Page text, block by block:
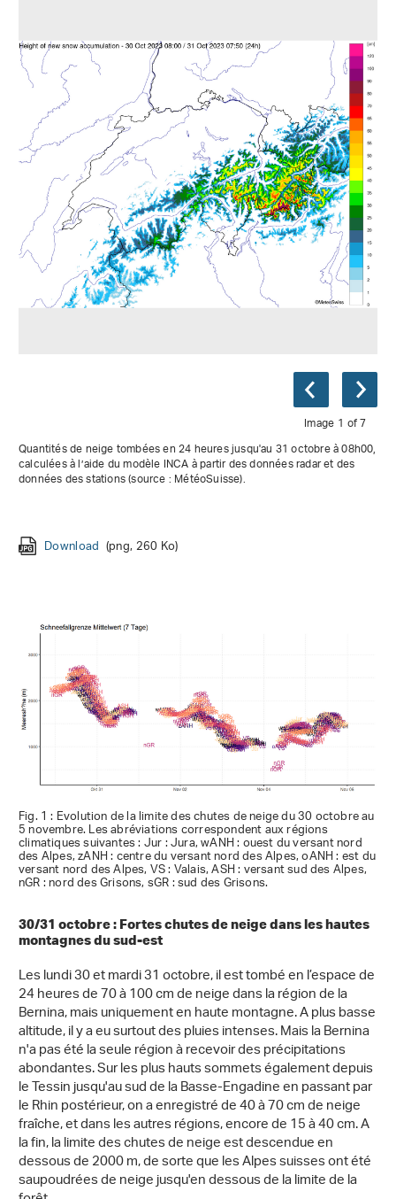
Image 1 of 7
Quantités de neige tombées en 24 heures jusqu'au 31 octobre à 08h00,
calculées à l’aide du modèle INCA à partir des données radar et des
données des stations (source : MétéoSuisse).
Download (png, 260 Ko)
Download (png, 219 Ko)
Download (png, 218 Ko)
Download (png, 271 Ko)
Download (png, 223 Ko)
Download (png, 248 Ko)
Download (png, 226 Ko)
Fig. 1 : Evolution de la limite des chutes de neige du 30 octobre au
5 novembre. Les abréviations correspondent aux régions
climatiques suivantes : Jur : Jura, wANH : ouest du versant nord
des Alpes, zANH : centre du versant nord des Alpes, oANH : est du
versant nord des Alpes, VS : Valais, ASH : versant sud des Alpes,
nGR : nord des Grisons, sGR : sud des Grisons.
30/31 octobre : Fortes chutes de neige dans les hautes
montagnes du sud-est
Les lundi 30 et mardi 31 octobre, il est tombé en l’espace de
24 heures de 70 à 100 cm de neige dans la région de la
Bernina, mais uniquement en haute montagne. A plus basse
altitude, il y a eu surtout des pluies intenses. Mais la Bernina
n'a pas été la seule région à recevoir des précipitations
abondantes. Sur les plus hauts sommets également depuis
le Tessin jusqu'au sud de la Basse-Engadine en passant par
le Rhin postérieur, on a enregistré de 40 à 70 cm de neige
fraîche, et dans les autres régions, encore de 15 à 40 cm. A
la fin, la limite des chutes de neige est descendue en
dessous de 2000 m, de sorte que les Alpes suisses ont été
saupoudrées de neige jusqu'en dessous de la limite de la